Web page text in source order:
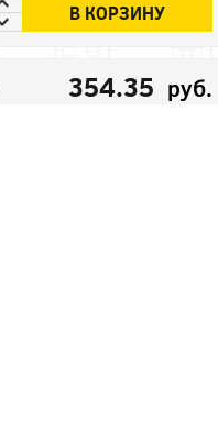
В КОРЗИНУ
354.35 руб.